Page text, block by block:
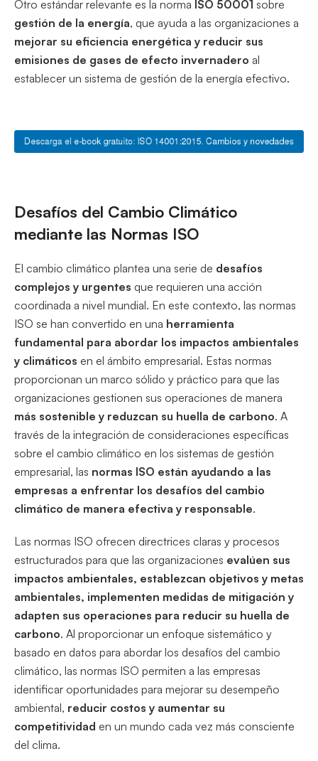
Otro estándar relevante es la norma ISO 50001 sobre
gestión de la energía, que ayuda a las organizaciones a
mejorar su eficiencia energética y reducir sus
emisiones de gases de efecto invernadero al
establecer un sistema de gestión de la energía efectivo.
Desafíos del Cambio Climático
mediante las Normas ISO
El cambio climático plantea una serie de desafíos
complejos y urgentes que requieren una acción
coordinada a nivel mundial. En este contexto, las normas
ISO se han convertido en una herramienta
fundamental para abordar los impactos ambientales
y climáticos en el ámbito empresarial. Estas normas
proporcionan un marco sólido y práctico para que las
organizaciones gestionen sus operaciones de manera
más sostenible y reduzcan su huella de carbono. A
través de la integración de consideraciones específicas
sobre el cambio climático en los sistemas de gestión
empresarial, las normas ISO están ayudando a las
empresas a enfrentar los desafíos del cambio
climático de manera efectiva y responsable.
Las normas ISO ofrecen directrices claras y procesos
estructurados para que las organizaciones evalúen sus
impactos ambientales, establezcan objetivos y metas
ambientales, implementen medidas de mitigación y
adapten sus operaciones para reducir su huella de
carbono. Al proporcionar un enfoque sistemático y
basado en datos para abordar los desafíos del cambio
climático, las normas ISO permiten a las empresas
identificar oportunidades para mejorar su desempeño
ambiental, reducir costos y aumentar su
competitividad en un mundo cada vez más consciente
del clima.